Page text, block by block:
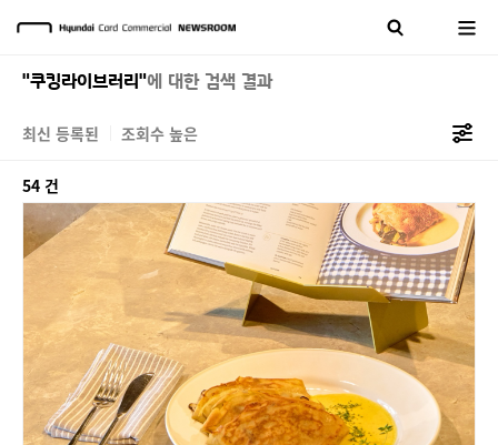
"쿠킹라이브러리"에 대한 검색 결과
최신 등록된 조회수 높은
54 건